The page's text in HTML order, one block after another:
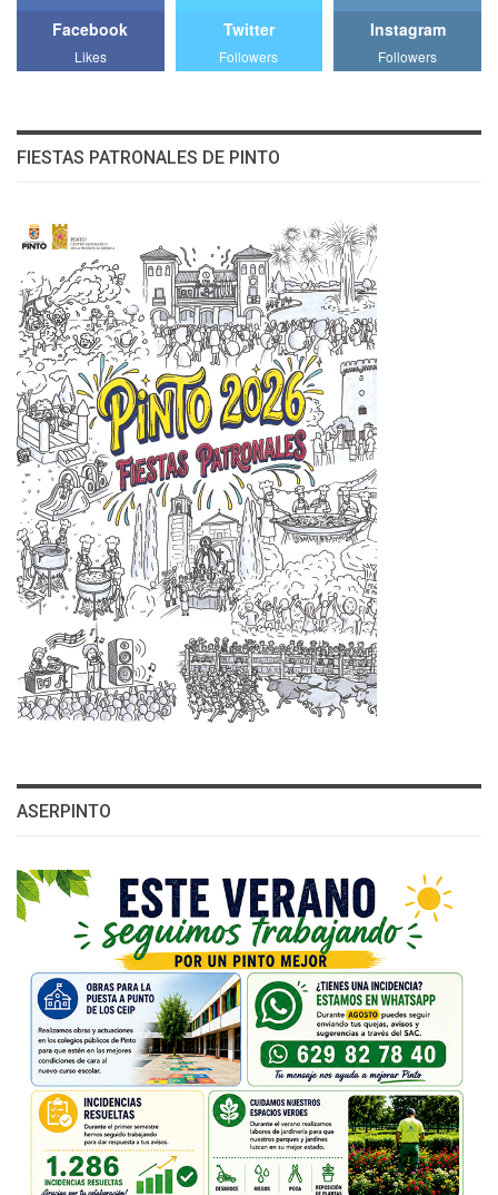
Facebook
Likes
Twitter
Followers
Instagram
Followers
FIESTAS PATRONALES DE PINTO
ASERPINTO